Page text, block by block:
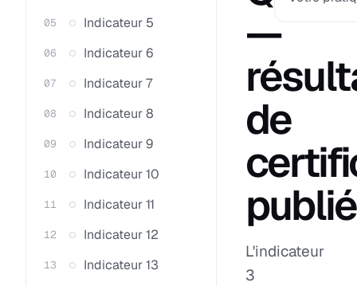
05 Indicateur 5
06 Indicateur 6
07 Indicateur 7
08 Indicateur 8
09 Indicateur 9
10 Indicateur 10
11 Indicateur 11
12 Indicateur 12
13 Indicateur 13
—
de
L'indicateur
3